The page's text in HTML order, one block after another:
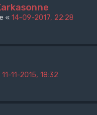
« 14-09-2017, 22:28
11-11-2015, 18:32